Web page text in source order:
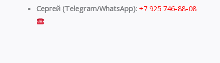
Сергей (Telegram/WhatsApp): +7 925 746-88-08